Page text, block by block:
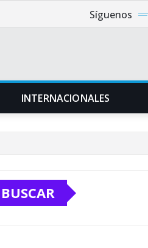
Síguenos
INTERNACIONALES
BUSCAR